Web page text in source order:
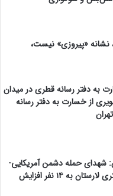
«پیروزی» نیست،
به دفتر رسانه قطری در میدان
از خسارت به دفتر رسانه
حمله دشمن آمریکایی-
صهیونیستی به دادگستری لارستان به ۱۴ نفر افزایش